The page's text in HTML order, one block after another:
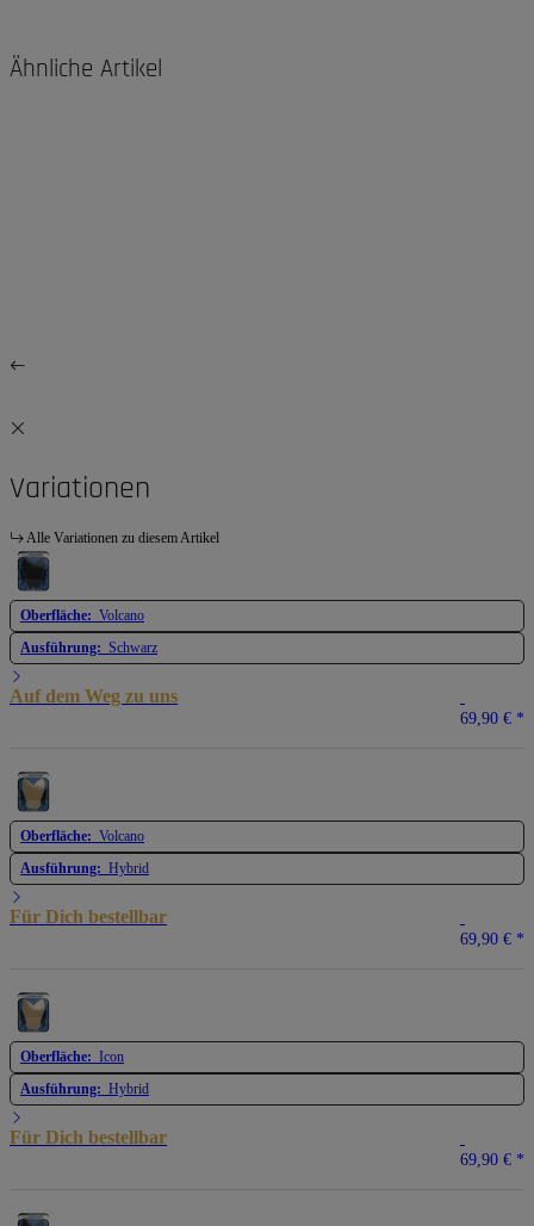
Ähnliche Artikel
Variationen
Alle Variationen zu diesem Artikel
Oberfläche: Volcano
Ausführung: Schwarz
Auf dem Weg zu uns
69,90 € *
Oberfläche: Volcano
Ausführung: Hybrid
Für Dich bestellbar
69,90 € *
Oberfläche: Icon
Ausführung: Hybrid
Für Dich bestellbar
69,90 € *